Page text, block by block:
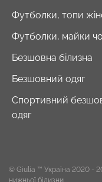
Футболки, топи
Футболки, майки
Безшовна білизна
Безшовний одяг
Спортивний
одяг
© Giulia ™ Україна 2020 -
нижньої білизни